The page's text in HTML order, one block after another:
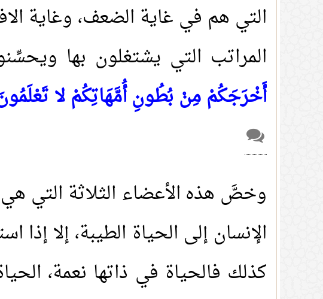
التي هم في غاية الضعف، وغاية
المراتب التي يشتغلون بها
أَخْرَجَكُمْ مِنْ بُطُونِ أُمَّهَاتِكُمْ لا
وخصَّ هذه الأعضاء الثلاثة التي هي
الإنسان إلى الحياة الطيبة، إلا
كذلك فالحياة في ذاتها نعمة،